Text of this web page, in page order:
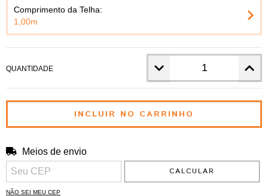
Comprimento da Telha:
1,00m
QUANTIDADE
Entregas para o CEP:
Meios de envio
CALCULAR
NÃO SEI MEU CEP